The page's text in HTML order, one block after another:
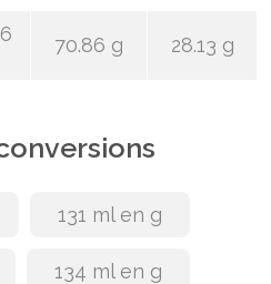
70.86 g 28.13 g
131 ml en g
134 ml en g